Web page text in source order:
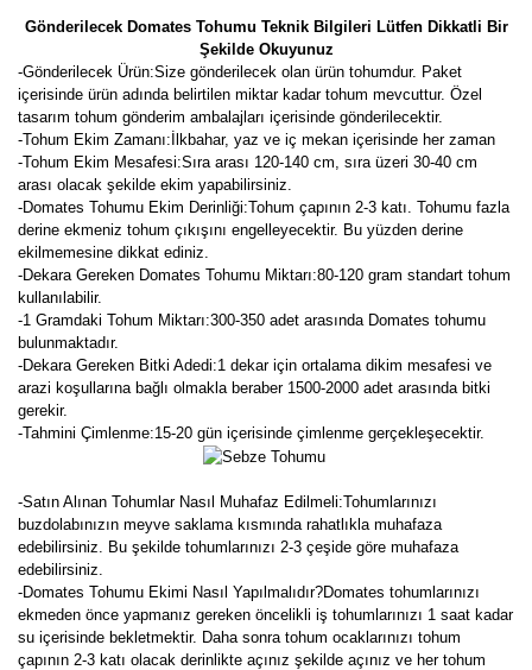
Gönderilecek Domates Tohumu Teknik Bilgileri Lütfen Dikkatli Bir
Şekilde Okuyunuz
-Gönderilecek Ürün:Size gönderilecek olan ürün tohumdur. Paket
içerisinde ürün adında belirtilen miktar kadar tohum mevcuttur. Özel
tasarım tohum gönderim ambalajları içerisinde gönderilecektir.
-Tohum Ekim Zamanı:İlkbahar, yaz ve iç mekan içerisinde her zaman
-Tohum Ekim Mesafesi:Sıra arası 120-140 cm, sıra üzeri 30-40 cm
arası olacak şekilde ekim yapabilirsiniz.
-Domates Tohumu Ekim Derinliği:Tohum çapının 2-3 katı. Tohumu fazla
derine ekmeniz tohum çıkışını engelleyecektir. Bu yüzden derine
ekilmemesine dikkat ediniz.
-Dekara Gereken Domates Tohumu Miktarı:80-120 gram standart tohum
kullanılabilir.
-1 Gramdaki Tohum Miktarı:300-350 adet arasında Domates tohumu
bulunmaktadır.
-Dekara Gereken Bitki Adedi:1 dekar için ortalama dikim mesafesi ve
arazi koşullarına bağlı olmakla beraber 1500-2000 adet arasında bitki
gerekir.
-Tahmini Çimlenme:15-20 gün içerisinde çimlenme gerçekleşecektir.
-Satın Alınan Tohumlar Nasıl Muhafaz Edilmeli:Tohumlarınızı
buzdolabınızın meyve saklama kısmında rahatlıkla muhafaza
edebilirsiniz. Bu şekilde tohumlarınızı 2-3 çeşide göre muhafaza
edebilirsiniz.
-Domates Tohumu Ekimi Nasıl Yapılmalıdır?Domates tohumlarınızı
ekmeden önce yapmanız gereken öncelikli iş tohumlarınızı 1 saat kadar
su içerisinde bekletmektir. Daha sonra tohum ocaklarınızı tohum
çapının 2-3 katı olacak derinlikte açınız şekilde açınız ve her tohum